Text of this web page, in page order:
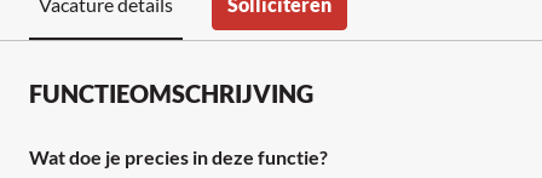
Vacature details
FUNCTIEOMSCHRIJVING
Wat doe je precies in deze functie?